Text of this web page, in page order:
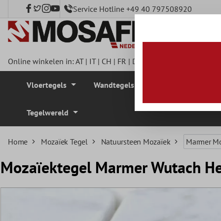
hoofdinhoud Service Hotline +49 40 797508920
Online winkelen in:AT| IT| CH | FR | DE
Vloertegels Wandtegels
Tegelwereld
Home Mozaïek Tegel Natuursteen Mozaïek Marmer
Mozaïektegel Marmer Wutach